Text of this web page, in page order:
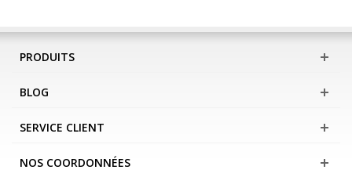
PRODUITS
BLOG
SERVICE CLIENT
NOS COORDONNÉES